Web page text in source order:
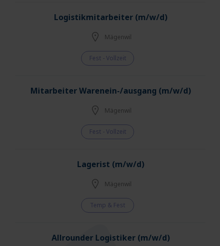
Logistikmitarbeiter (m/w/d)
Mägenwil
Fest - Vollzeit
Mitarbeiter Warenein-/ausgang (m/w/d)
Mägenwil
Fest - Vollzeit
Lagerist (m/w/d)
Mägenwil
Temp & Fest
Allrounder Logistiker (m/w/d)